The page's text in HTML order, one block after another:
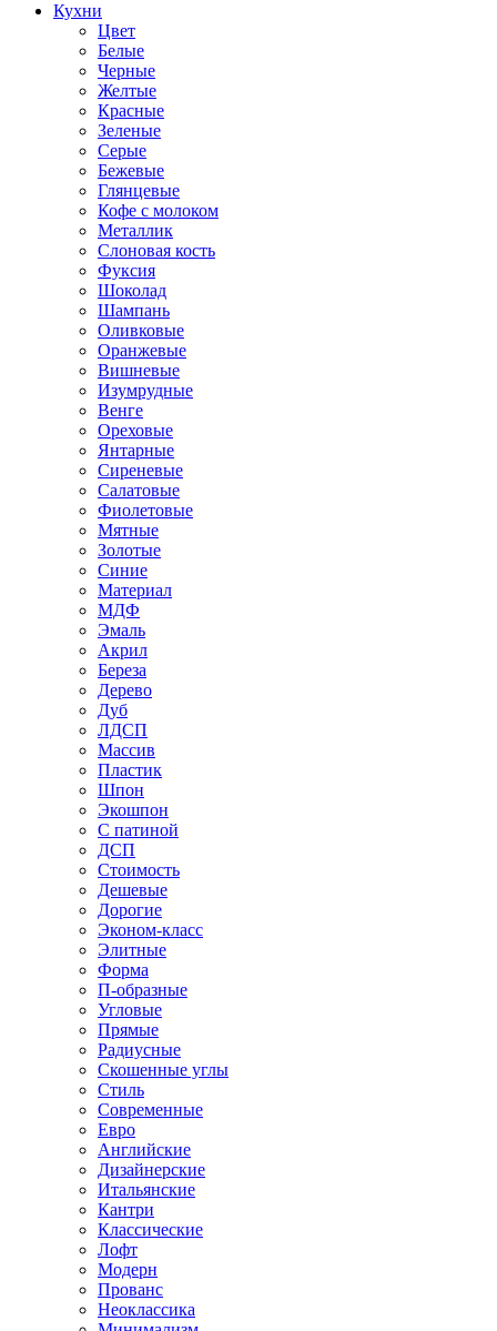
Кухни
Цвет
Белые
Черные
Желтые
Красные
Зеленые
Серые
Бежевые
Глянцевые
Кофе с молоком
Металлик
Слоновая кость
Фуксия
Шоколад
Шампань
Оливковые
Оранжевые
Вишневые
Изумрудные
Венге
Ореховые
Янтарные
Сиреневые
Салатовые
Фиолетовые
Мятные
Золотые
Синие
Материал
МДФ
Эмаль
Акрил
Береза
Дерево
Дуб
ЛДСП
Массив
Пластик
Шпон
Экошпон
С патиной
ДСП
Стоимость
Дешевые
Дорогие
Эконом-класс
Элитные
Форма
П-образные
Угловые
Прямые
Радиусные
Скошенные углы
Стиль
Современные
Евро
Английские
Дизайнерские
Итальянские
Кантри
Классические
Лофт
Модерн
Прованс
Неоклассика